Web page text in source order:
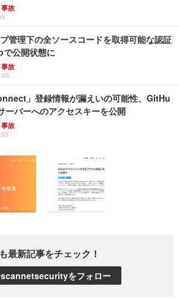
故
管理下の全ソースコードを取得可能な認証
公開状態に
故
」登録情報が漏えいの可能性、GitHu
ーバーへのアクセスキーを公開
故
最新記事をチェック！
をフォロー